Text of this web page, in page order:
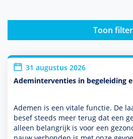
Toon filter
31 augustus 2026
Ademinterventies in begeleiding
Ademen is een vitale functie. De
besef steeds meer terug dat een
alleen belang­rijk is voor een